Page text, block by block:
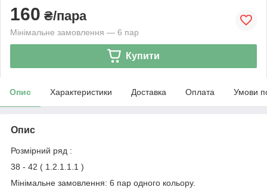
160 ₴/пара
Мінімальне замовлення — 6 пар
Купити
Опис Характеристики Доставка Оплата Умови
Опис
Розмірний ряд :
38 - 42 ( 1.2.1.1.1 )
Мінімальне замовлення: 6 пар одного кольору.